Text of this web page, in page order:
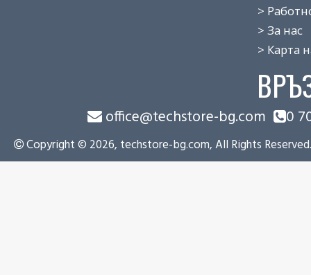
> Работно
> За нас
> Карта на
office@techstore-bg.com 0
Copyright © 2026, techstore-bg.com, All Rights Reserved.